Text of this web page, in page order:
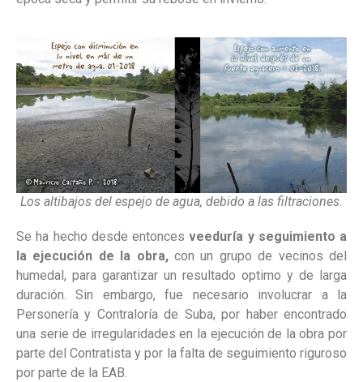
Los altibajos del espejo de agua, debido a las filtraciones.
Se ha hecho desde entoncesveeduría y seguimiento a
la ejecución de la obra,con un grupo de vecinos del
humedal, para garantizar un resultado optimo y de larga
duración. Sin embargo, fue necesario involucrar a la
Personería y Contraloría de Suba, por haber encontrado
una serie de irregularidades en la ejecución de la obra por
parte del Contratista y por la falta de seguimiento riguroso
por parte de la EAB.